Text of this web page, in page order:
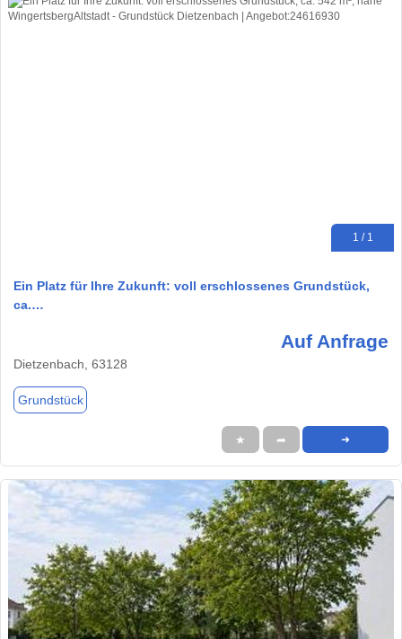
1 / 1
Ein Platz für Ihre Zukunft: voll erschlossenes Grundstück,
ca.…
Auf Anfrage
Dietzenbach, 63128
Grundstück
★ ➦ ➜